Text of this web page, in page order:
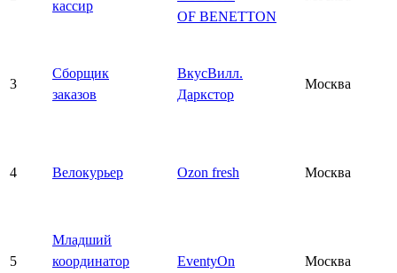
кассир
OF BENETTON
3
Сборщик
заказов
ВкусВилл.
Даркстор
Москва
4 Велокурьер Ozon fresh Москва
5
Младший
координатор
EventyOn Москва